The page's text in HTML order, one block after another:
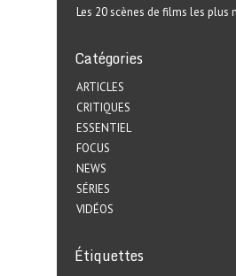
Les 20 scènes de films les plus
Catégories
ARTICLES
CRITIQUES
ESSENTIEL
FOCUS
NEWS
SÉRIES
VIDÉOS
Étiquettes